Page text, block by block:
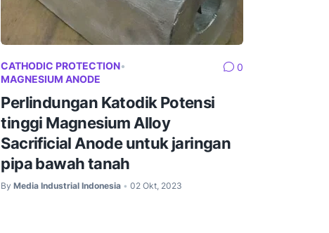
CATHODIC PROTECTION•
MAGNESIUM ANODE
0
Perlindungan Katodik Potensi
tinggi Magnesium Alloy
Sacrificial Anode untuk jaringan
pipa bawah tanah
By Media Industrial Indonesia • 02 Okt, 2023